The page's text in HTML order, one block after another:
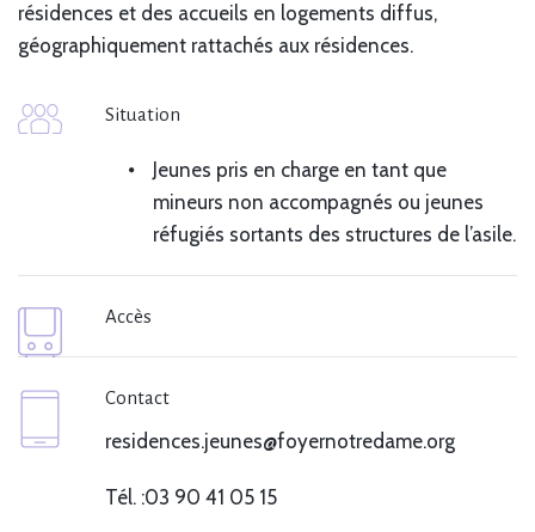
résidences et des accueils en logements diffus,
géographiquement rattachés aux résidences.
Situation
Jeunes pris en charge en tant que
mineurs non accompagnés ou jeunes
réfugiés sortants des structures de l’asile.
Accès
Contact
residences.jeunes@foyernotredame.org
Tél. :03 90 41 05 15